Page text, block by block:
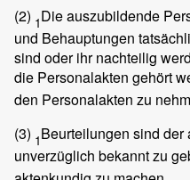
(2) 1Die auszubildende
und Behauptungen
sind oder ihr nachteilig
die Personalakten gehört
den Personalakten zu
(3) 1Beurteilungen sind
unverzüglich bekannt zu